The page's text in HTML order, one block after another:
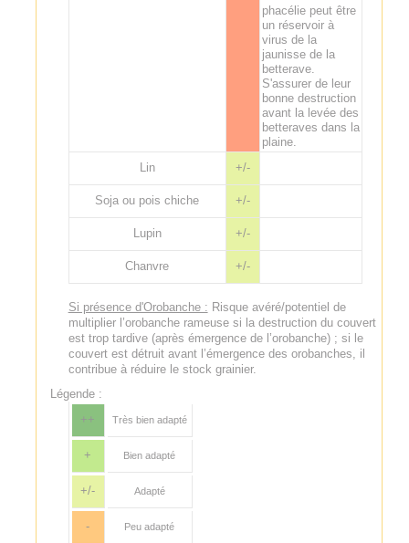
phacélie peut être
un réservoir à
virus de la
jaunisse de la
betterave.
S'assurer de leur
bonne destruction
avant la levée des
betteraves dans la
plaine.
Lin
+/-
Soja ou pois chiche +/-
Lupin +/-
Chanvre +/-
Si présence d'Orobanche : Risque avéré/potentiel de
multiplier l’orobanche rameuse si la destruction du couvert
est trop tardive (après émergence de l’orobanche) ; si le
couvert est détruit avant l’émergence des orobanches, il
contribue à réduire le stock grainier.
Légende :
++
Très bien adapté
+ Bien adapté
+/- Adapté
- Peu adapté